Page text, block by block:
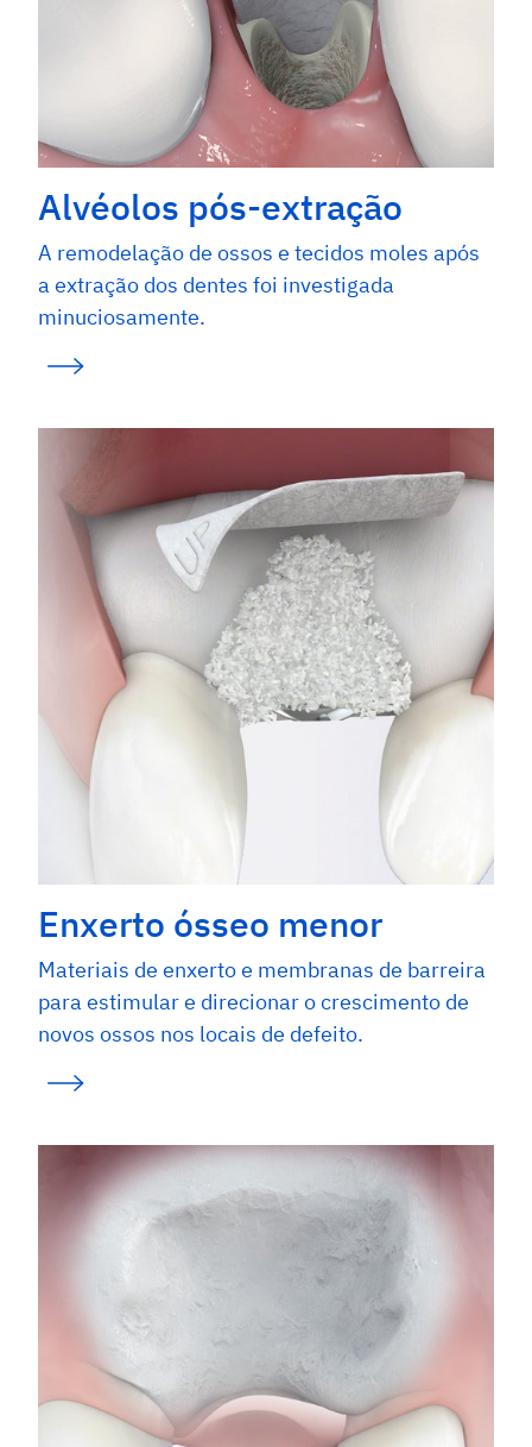
Alvéolos pós-extração
A remodelação de ossos e tecidos moles após
a extração dos dentes foi investigada
minuciosamente.
Enxerto ósseo menor
Materiais de enxerto e membranas de barreira
para estimular e direcionar o crescimento de
novos ossos nos locais de defeito.